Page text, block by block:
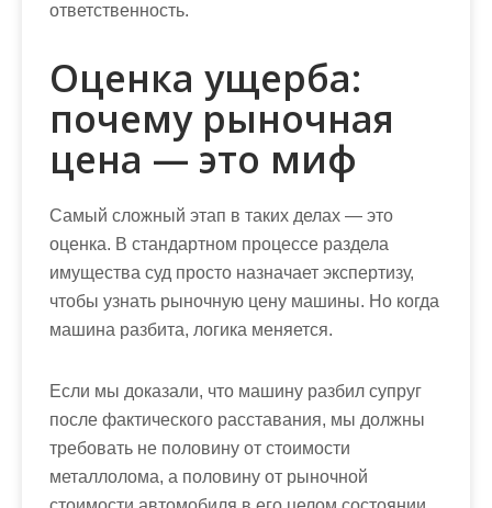
ответственность.
Оценка ущерба:
почему рыночная
цена — это миф
Самый сложный этап в таких делах — это
оценка. В стандартном процессе раздела
имущества суд просто назначает экспертизу,
чтобы узнать рыночную цену машины. Но когда
машина разбита, логика меняется.
Если мы доказали, что машину разбил супруг
после фактического расставания, мы должны
требовать не половину от стоимости
металлолома, а половину от рыночной